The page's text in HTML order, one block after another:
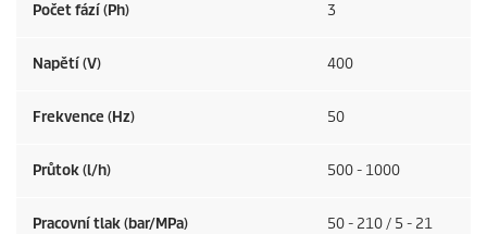
Počet fází (Ph) 3
Napětí (V) 400
Frekvence (Hz) 50
Průtok (l/h) 500 - 1000
Pracovní tlak (bar/MPa) 50 - 210 / 5 - 21